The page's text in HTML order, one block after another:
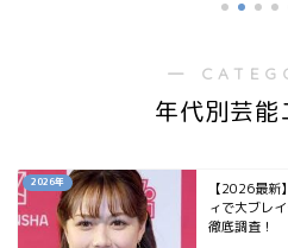
―
年代別芸能
2026年
【2026最
ィで大ブレ
徹底調査！